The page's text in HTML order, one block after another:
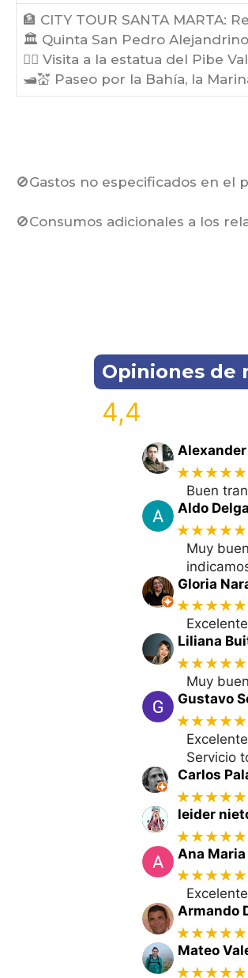
🏦 CITY TOUR SANTA MARTA:
🏛️ Quinta San Pedro
🤹‍♂️ Visita a la estatua del Pibe
🛥️💒 Paseo por la Bahía, la
🚫Gastos no especificados en el
🚫Consumos adicionales a los
Opiniones de
4,4
★★★★★
Buen
Aldo
★★★★★
Muy
Gloria
★★★★★
Liliana
★★★★★
Muy
Gustavo
★★★★★
Servicio
Carlos
★★★★★
leider
★★★★★
Ana
★★★★★
Armando
★★★★★
Mateo
★★★★★